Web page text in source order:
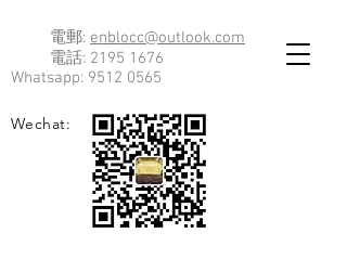
電郵: enblocc@outlook.com
電話: 2195 1676
Whatsapp: 9512 0565
Wechat: